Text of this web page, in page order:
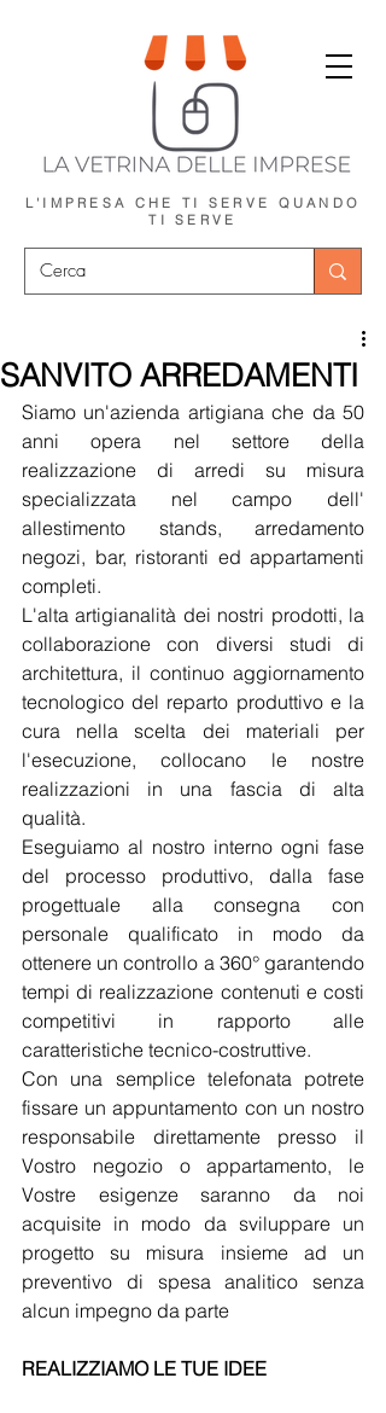
L'IMPRESA CHE TI SERVE QUANDO
TI SERVE
SANVITO ARREDAMENTI
Siamo un'azienda artigiana che da 50
anni opera nel settore della
realizzazione di arredi su misura
specializzata nel campo dell'
allestimento stands, arredamento
negozi, bar, ristoranti ed appartamenti
completi.
L'alta artigianalità dei nostri prodotti, la
collaborazione con diversi studi di
architettura, il continuo aggiornamento
tecnologico del reparto produttivo e la
cura nella scelta dei materiali per
l'esecuzione, collocano le nostre
realizzazioni in una fascia di alta
qualità.
Eseguiamo al nostro interno ogni fase
del processo produttivo, dalla fase
progettuale alla consegna con
personale qualificato in modo da
ottenere un controllo a 360° garantendo
tempi di realizzazione contenuti e costi
competitivi in rapporto alle
caratteristiche tecnico-costruttive.
Con una semplice telefonata potrete
fissare un appuntamento con un nostro
responsabile direttamente presso il
Vostro negozio o appartamento, le
Vostre esigenze saranno da noi
acquisite in modo da sviluppare un
progetto su misura insieme ad un
preventivo di spesa analitico senza
alcun impegno da parte
REALIZZIAMO LE TUE IDEE